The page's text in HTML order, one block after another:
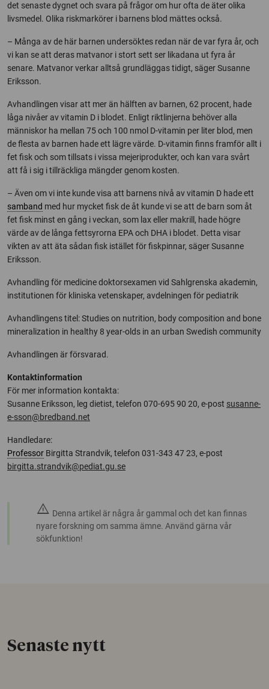
det senaste dygnet och svara på frågor om hur ofta de äter olika
livsmedel. Olika riskmarkörer i barnens blod mättes också.
– Många av de här barnen undersöktes redan när de var fyra år, och
vi kan se att deras matvanor i stort sett ser likadana ut fyra år
senare. Matvanor verkar alltså grundläggas tidigt, säger Susanne
Eriksson.
Avhandlingen visar att mer än hälften av barnen, 62 procent, hade
låga nivåer av vitamin D i blodet. Enligt riktlinjerna behöver alla
människor ha mellan 75 och 100 nmol D-vitamin per liter blod, men
de flesta av barnen hade ett lägre värde. D-vitamin finns framför allt i
fet fisk och som tillsats i vissa mejeriprodukter, och kan vara svårt
att få i sig i tillräckliga mängder genom kosten.
– Även om vi inte kunde visa att barnens nivå av vitamin D hade ett
samband med hur mycket fisk de åt kunde vi se att de barn som åt
fet fisk minst en gång i veckan, som lax eller makrill, hade högre
värde av de långa fettsyrorna EPA och DHA i blodet. Detta visar
vikten av att äta sådan fisk istället för fiskpinnar, säger Susanne
Eriksson.
Avhandling för medicine doktorsexamen vid Sahlgrenska akademin,
institutionen för kliniska vetenskaper, avdelningen för pediatrik
Avhandlingens titel: Studies on nutrition, body composition and bone
mineralization in healthy 8 year-olds in an urban Swedish community
Avhandlingen är försvarad.
Kontaktinformation
För mer information kontakta:
Susanne Eriksson, leg dietist, telefon 070-695 90 20, e-post susanne-
e-sson@bredband.net
Handledare:
Professor Birgitta Strandvik, telefon 031-343 47 23, e-post
birgitta.strandvik@pediat.gu.se
warning Denna artikel är några år gammal och det kan finnas
nyare forskning om samma ämne. Använd gärna vår
sökfunktion!
Senaste nytt